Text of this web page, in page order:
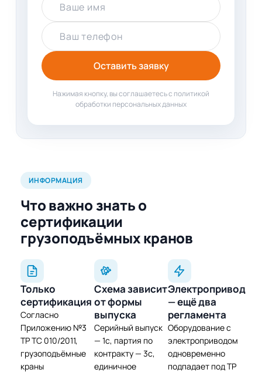
Ваше имя
Ваш телефон
Оставить заявку
Нажимая кнопку, вы соглашаетесь с политикой
обработки персональных данных
ИНФОРМАЦИЯ
Что важно знать о
сертификации
грузоподъёмных кранов
Только
сертификация
Согласно
Приложению №3
ТР ТС 010/2011,
грузоподъёмные
краны
Схема зависит
от формы
выпуска
Серийный выпуск
— 1с, партия по
контракту — 3с,
единичное
Электропривод
— ещё два
регламента
Оборудование с
электроприводом
одновременно
подпадает под ТР